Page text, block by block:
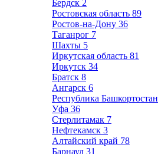
Бердск 2
Ростовская область 89
Ростов-на-Дону 36
Таганрог 7
Шахты 5
Иркутская область 81
Иркутск 34
Братск 8
Ангарск 6
Республика Башкортостан
Уфа 36
Стерлитамак 7
Нефтекамск 3
Алтайский край 78
Барнаул 31